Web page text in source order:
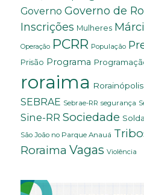
Governo Governo de
Inscrições Mulheres
Operação PCRR População
Prisão Programa
roraima Rorainópolis
SEBRAE Sebrae-RR segurança
Sine-RR Sociedade
São João no Parque Anauá
Roraima Vagas Violência